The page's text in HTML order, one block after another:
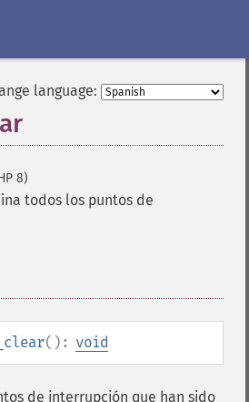
language:
8)
todos los puntos de
(): void
de interrupción que han sido